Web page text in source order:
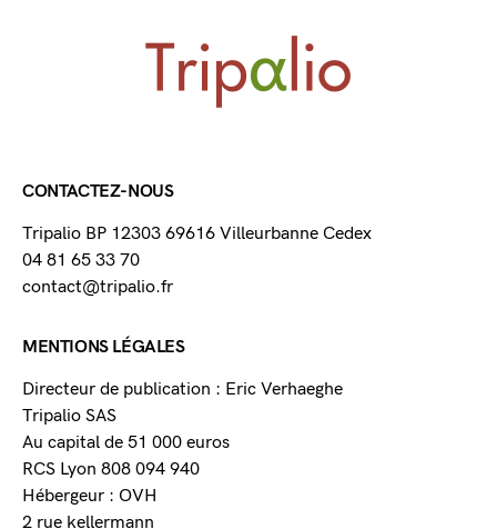
CONTACTEZ-NOUS
Tripalio BP 12303 69616 Villeurbanne Cedex
04 81 65 33 70
contact@tripalio.fr
MENTIONS LÉGALES
Directeur de publication : Eric Verhaeghe
Tripalio SAS
Au capital de 51 000 euros
RCS Lyon 808 094 940
Hébergeur : OVH
2 rue kellermann